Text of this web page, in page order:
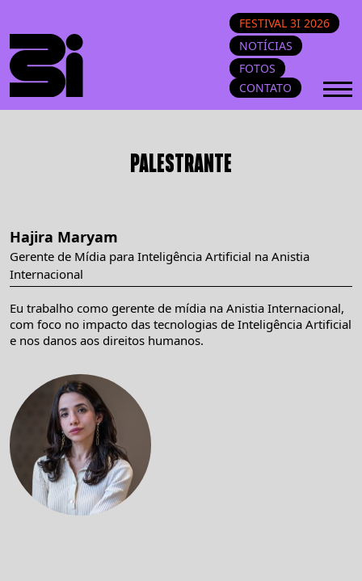
FESTIVAL 3I 2026
NOTÍCIAS
FOTOS
CONTATO
PALESTRANTE
Hajira Maryam
Gerente de Mídia para Inteligência Artificial na Anistia
Internacional
Eu trabalho como gerente de mídia na Anistia Internacional,
com foco no impacto das tecnologias de Inteligência Artificial
e nos danos aos direitos humanos.